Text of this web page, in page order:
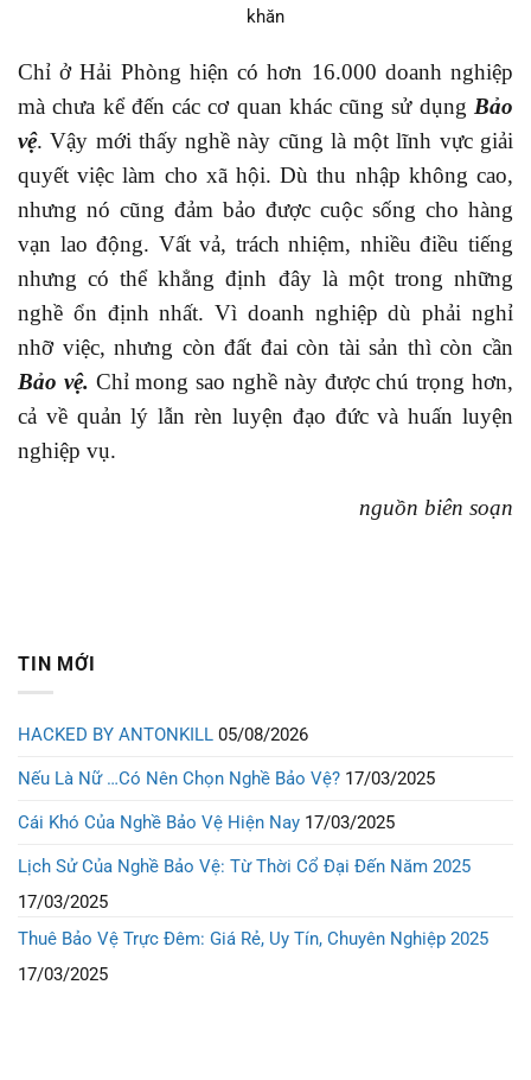
Chỉ ở Hải Phòng hiện có hơn 16.000 doanh nghiệp
mà chưa kể đến các cơ quan khác cũng sử dụng Bảo
vệ. Vậy mới thấy nghề này cũng là một lĩnh vực giải
quyết việc làm cho xã hội. Dù thu nhập không cao,
nhưng nó cũng đảm bảo được cuộc sống cho hàng
vạn lao động. Vất vả, trách nhiệm, nhiều điều tiếng
nhưng có thể khẳng định đây là một trong những
nghề ổn định nhất. Vì doanh nghiệp dù phải nghỉ
nhỡ việc, nhưng còn đất đai còn tài sản thì còn cần
Bảo vệ. Chỉ mong sao nghề này được chú trọng hơn,
cả về quản lý lẫn rèn luyện đạo đức và huấn luyện
nghiệp vụ.
nguồn biên soạn
TIN MỚI
HACKED BY ANTONKILL 05/08/2026
Nếu Là Nữ …Có Nên Chọn Nghề Bảo Vệ? 17/03/2025
Cái Khó Của Nghề Bảo Vệ Hiện Nay 17/03/2025
Lịch Sử Của Nghề Bảo Vệ: Từ Thời Cổ Đại Đến Năm 2025
17/03/2025
Thuê Bảo Vệ Trực Đêm: Giá Rẻ, Uy Tín, Chuyên Nghiệp 2025
17/03/2025